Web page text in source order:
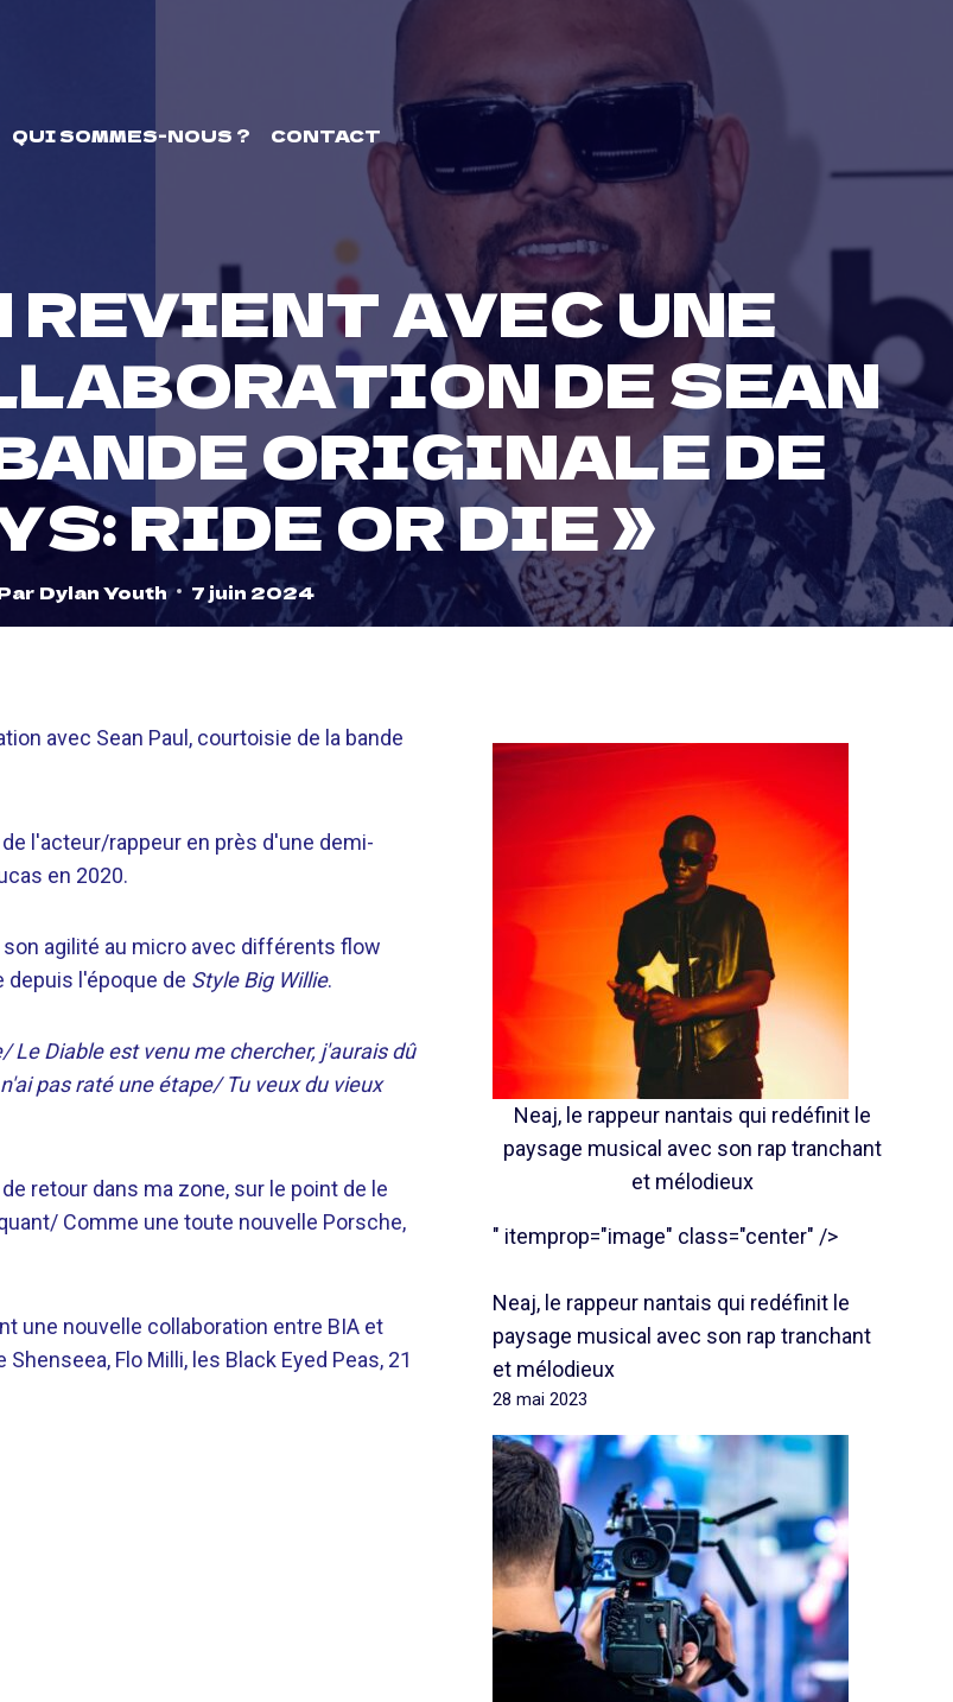
QUI SOMMES-NOUS ? CONTACT
AVEC UNE
DE SEAN
ORIGINALE DE
RIDE OR DIE »
Dylan Youth 7 juin 2024
avec Sean Paul, courtoisie de la bande
l'acteur/rappeur en près d'une demi-
en 2020.
agilité au micro avec différents flow
depuis l'époque de Style Big Willie.
Le Diable est venu me chercher, j'aurais dû
pas raté une étape/ Tu veux du vieux
retour dans ma zone, sur le point de le
Comme une toute nouvelle Porsche,
une nouvelle collaboration entre BIA et
Flo Milli, les Black Eyed Peas, 21
Neaj, le rappeur nantais qui redéfinit le
paysage musical avec son rap tranchant
et mélodieux
" itemprop="image" class="center" />
Neaj, le rappeur nantais qui redéfinit le
paysage musical avec son rap tranchant
et mélodieux
28 mai 2023